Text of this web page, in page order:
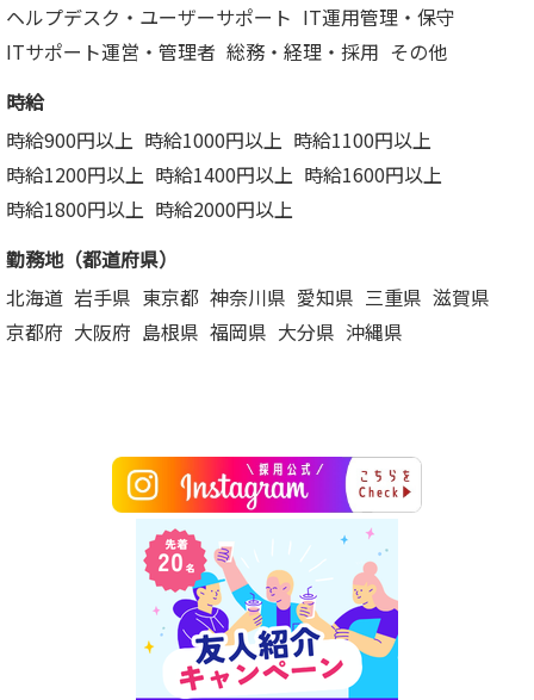
ヘルプデスク・ユーザーサポート IT運用管理・保守
ITサポート運営・管理者 総務・経理・採用 その他
時給
時給900円以上 時給1000円以上 時給1100円以上
時給1200円以上 時給1400円以上 時給1600円以上
時給1800円以上 時給2000円以上
勤務地（都道府県）
北海道 岩手県 東京都 神奈川県 愛知県 三重県 滋賀県
京都府 大阪府 島根県 福岡県 大分県 沖縄県